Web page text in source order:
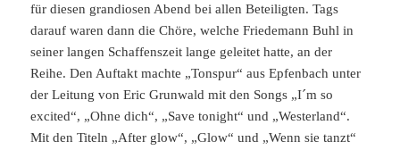
für diesen grandiosen Abend bei allen Beteiligten. Tags
darauf waren dann die Chöre, welche Friedemann Buhl in
seiner langen Schaffenszeit lange geleitet hatte, an der
Reihe. Den Auftakt machte „Tonspur“ aus Epfenbach unter
der Leitung von Eric Grunwald mit den Songs „I´m so
excited“, „Ohne dich“, „Save tonight“ und „Westerland“.
Mit den Titeln „After glow“, „Glow“ und „Wenn sie tanzt“